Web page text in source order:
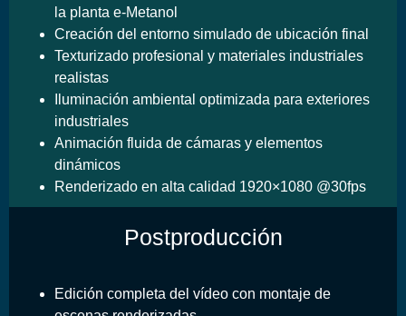
la planta e-Metanol
Creación del entorno simulado de ubicación final
Texturizado profesional y materiales industriales
realistas
Iluminación ambiental optimizada para exteriores
industriales
Animación fluida de cámaras y elementos
dinámicos
Renderizado en alta calidad 1920×1080 @30fps
Postproducción
Edición completa del vídeo con montaje de